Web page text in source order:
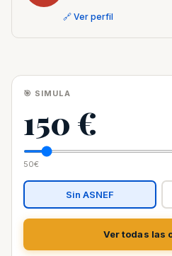
🔗 Ver perfil
🎯 SIMULA
150 €
50€
Sin ASNEF
Ver todas las